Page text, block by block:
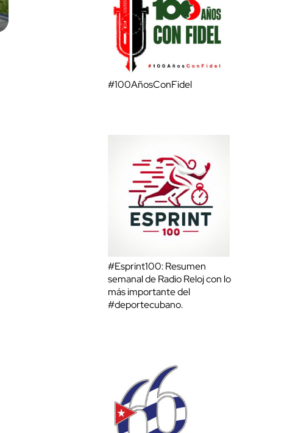
#100AñosConFidel
#Esprint100: Resumen
semanal de Radio Reloj con lo
más importante del
#deportecubano.